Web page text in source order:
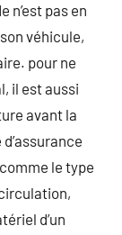
n’est pas en
véhicule,
pour ne
il est aussi
avant la
le type
d’un